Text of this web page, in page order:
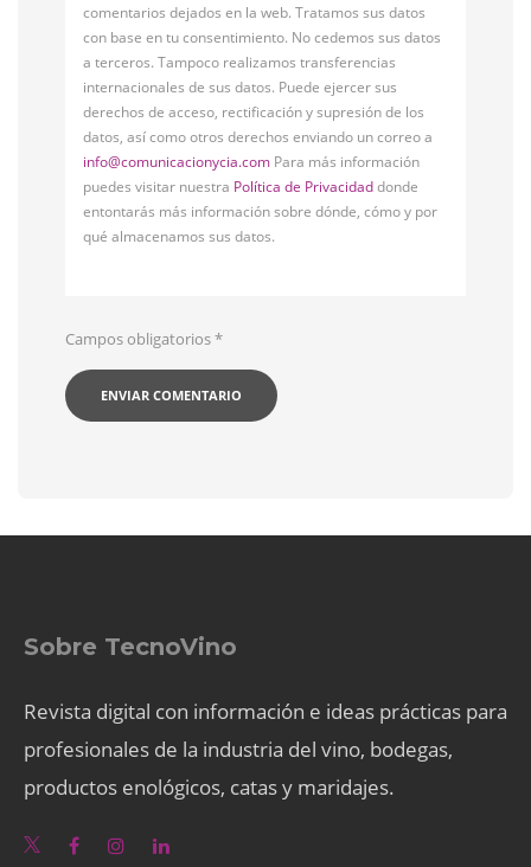
comentarios dejados en la web. Tratamos sus datos
con base en tu consentimiento. No cedemos sus datos
a terceros. Tampoco realizamos transferencias
internacionales de sus datos. Puede ejercer sus
derechos de acceso, rectificación y supresión de los
datos, así como otros derechos enviando un correo a
info@comunicacionycia.com Para más información
puedes visitar nuestra Política de Privacidaddonde
entontarás más información sobre dónde, cómo y por
qué almacenamos sus datos.
Campos obligatorios*
Sobre TecnoVino
Revista digital con información e ideas prácticas para
profesionales de la industria del vino, bodegas,
productos enológicos, catas y maridajes.